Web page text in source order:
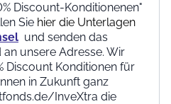
Discount-Konditionenen"
Sie hier die Unterlagen
und senden das
unsere Adresse. Wir
Discount Konditionen für
in Zukunft ganz
InveXtra die